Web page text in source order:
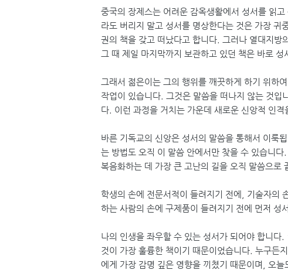
중국의 장제스는 어려운 감옥생활에서 성서를 읽
라도 버리지 말고 성서를 명상한다는 것은 가장
권의 책을 갖고 떠났다고 합니다. 그러나 열대지방
그 때 제일 마지막까지 보관하고 있던 책은 바로
그래서 젊은이는 그의 행위를 깨끗하게 하기 위하
작업이 있습니다. 그것은 말씀을 떠나지 않는 것입
다. 이런 과정을 거치는 가운데 새로운 신앙적 인격
바른 기독교의 신앙은 성서의 말씀을 통해서 이룩
는 방법도 오직 이 말씀 안에서만 찾을 수 있습니
복음화하는 데 가장 큰 고난의 길을 오직 말씀으로
학생의 손에 전문서적이 들려지기 전에, 기술자의
하는 사람의 손에 구제품이 들려지기 전에 먼저 성
나의 인생을 좌우할 수 있는 성서가 되어야 합니
것이 가장 훌륭한 책이기 때문이었습니다. 누구든
에게 가장 감명 깊은 영향을 끼쳤기 때문이며, 오